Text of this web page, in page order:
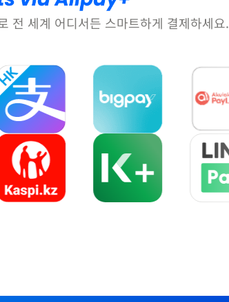
전 세계 어디서든 스마트하게 결제하세요.